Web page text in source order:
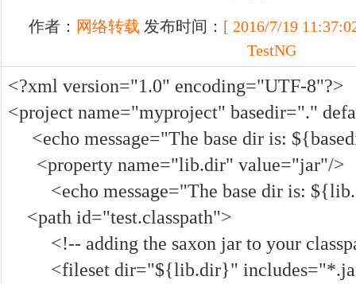
作者： 网络转载 发布时间： [ 2016/7/19
TestNG
<?xml version="1.0" encoding="UTF-8"?>
<project name="myproject" basedir="."
<echo message="The base dir is:
<property name="lib.dir" value="jar"/>
<echo message="The base dir is:
<path id="test.classpath">
<!-- adding the saxon jar to your
<fileset dir="${lib.dir}"